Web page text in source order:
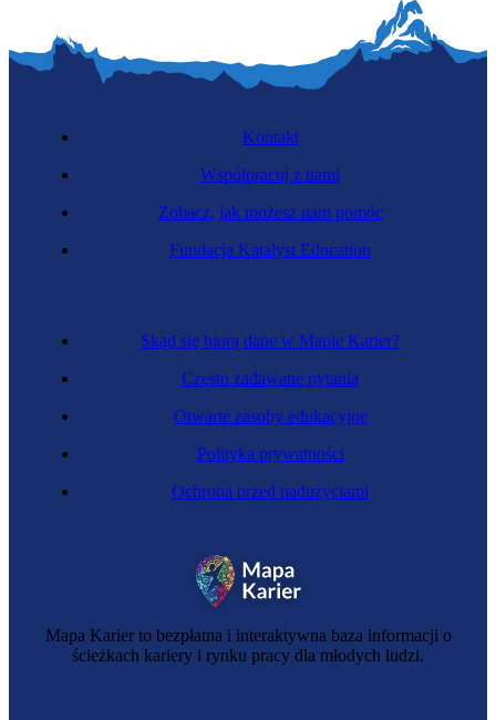
Architektka wnętrz
Specjalistka nadzoru sieci telekomunikacyjnej
Mapa Karier to bezpłatna i interaktywna baza informacji o
ścieżkach kariery i rynku pracy dla młodych ludzi.
Skąd się biorą dane w Mapie Karier?
Często zadawane pytania
Otwarte zasoby edukacyjne
Polityka prywatności
Ochrona przed nadużyciami
Kontakt
Współpracuj z nami
Zobacz, jak możesz nam pomóc
Fundacja Katalyst Education